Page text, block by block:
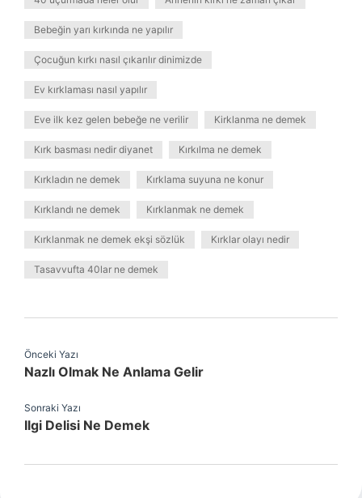
Bebeğin yarı kırkında ne yapılır
Çocuğun kırkı nasıl çıkarılır dinimizde
Ev kırklaması nasıl yapılır
Eve ilk kez gelen bebeğe ne verilir Kirklanma ne demek
Kırk basması nedir diyanet Kırkılma ne demek
Kırkladın ne demek Kırklama suyuna ne konur
Kırklandı ne demek Kırklanmak ne demek
Kırklanmak ne demek ekşi sözlük Kırklar olayı nedir
Tasavvufta 40lar ne demek
Önceki Yazı
Nazlı Olmak Ne Anlama Gelir
Sonraki Yazı
Ilgi Delisi Ne Demek